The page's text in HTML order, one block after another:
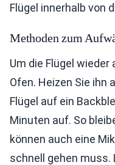
Flügel innerhalb von
Methoden zum
Um die Flügel
Ofen. Heizen Sie ihn
Flügel auf ein
Minuten auf. So
können auch eine
schnell gehen muss.